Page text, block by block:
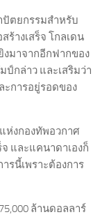
ปัตยกรรมสำหรับ
ร้างเสร็จ โกลเดน
มาจากอีกฟากของ
ป์กล่าว และเสริมว่า
ะการอยู่รอดของ
แห่งกองทัพอวกาศ
และแคนาดาเองก็
รนี้เพราะต้องการ
ล้านดอลลาร์